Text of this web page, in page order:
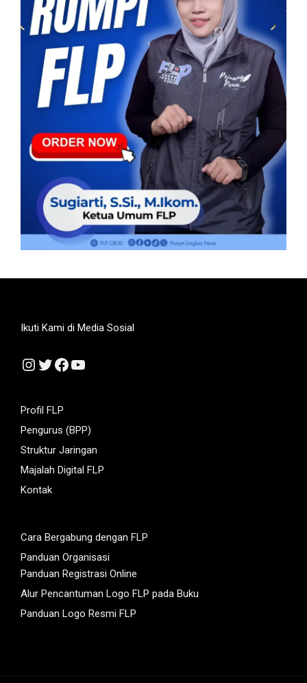
Ikuti Kami di Media Sosial
Instagram
Twitter
Facebook
YouTube
Profil FLP
Pengurus (BPP)
Struktur Jaringan
Majalah Digital FLP
Kontak
Cara Bergabung dengan FLP
Panduan Organisasi
Panduan Registrasi Online
Alur Pencantuman Logo FLP pada Buku
Panduan Logo Resmi FLP